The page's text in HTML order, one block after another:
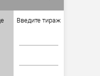
Введите тираж